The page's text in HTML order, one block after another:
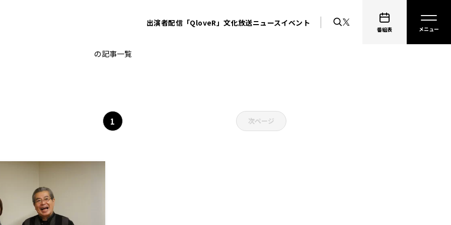
出演者配信「QloveR」文化放送ニュースイベント
番組表
の記事一覧
1 次ページ